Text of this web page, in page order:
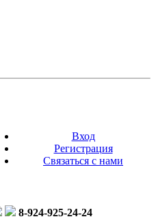
Вход
Регистрация
Связаться с нами
8-924-925-24-24